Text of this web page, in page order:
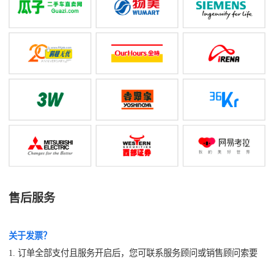
售后服务
关于发票？
1. 订单全部支付且服务开启后，您可联系服务顾问或销售顾问索要